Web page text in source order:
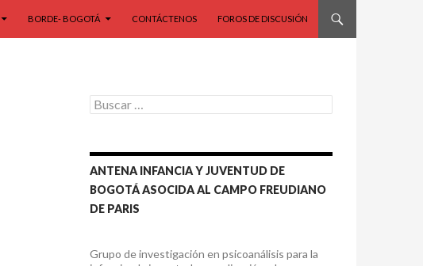
BORDE- BOGOTÁ CONTÁCTENOS FOROS DE DISCUSIÓN
Buscar:
ANTENA INFANCIA Y JUVENTUD DE
BOGOTÁ ASOCIDA AL CAMPO FREUDIANO
DE PARIS
Grupo de investigación en psicoanálisis para la